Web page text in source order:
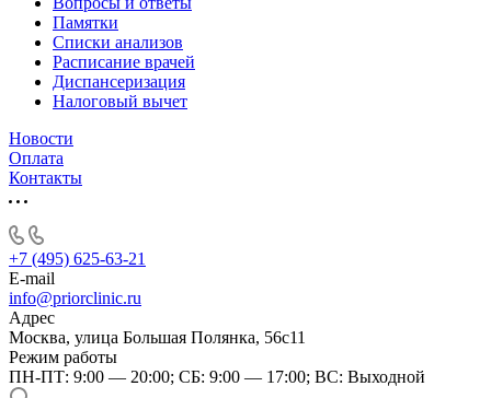
Памятки
Списки анализов
Расписание врачей
Диспансеризация
Налоговый вычет
Новости
Оплата
Контакты
+7 (495) 625-63-21
E-mail
info@priorclinic.ru
Адрес
Москва, улица Большая Полянка, 56с11
Режим работы
ПН-ПТ: 9:00 — 20:00; СБ: 9:00 — 17:00; ВС: Выходной